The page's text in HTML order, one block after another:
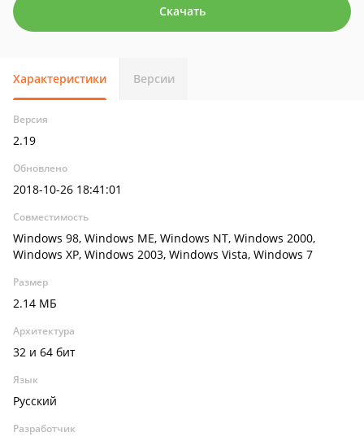
Скачать
Характеристики Версии
Версия
2.19
Обновлено
2018-10-26 18:41:01
Совместимость
Windows 98, Windows ME, Windows NT, Windows 2000,
Windows XP, Windows 2003, Windows Vista, Windows 7
Размер
2.14 МБ
Архитектура
32 и 64 бит
Язык
Русский
Разработчик